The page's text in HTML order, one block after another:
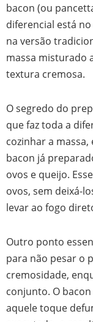
bacon (ou
diferencial está
na versão
massa misturado
textura cremosa.
O segredo do
que faz toda a
cozinhar a
bacon já
ovos e queijo.
ovos, sem deixá-
levar ao fogo
Outro ponto
para não pesar o
cremosidade,
conjunto. O
aquele toque